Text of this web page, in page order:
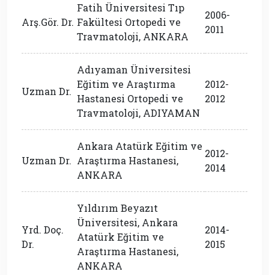
Arş.Gör. Dr.
Fatih Üniversitesi Tıp
Fakültesi Ortopedi ve
Travmatoloji, ANKARA
2006-
2011
Uzman Dr.
Adıyaman Üniversitesi
Eğitim ve Araştırma
Hastanesi Ortopedi ve
Travmatoloji, ADIYAMAN
2012-
2012
Uzman Dr.
Ankara Atatürk Eğitim ve
Araştırma Hastanesi,
ANKARA
2012-
2014
Yrd. Doç.
Dr.
Yıldırım Beyazıt
Üniversitesi, Ankara
Atatürk Eğitim ve
Araştırma Hastanesi,
ANKARA
2014-
2015